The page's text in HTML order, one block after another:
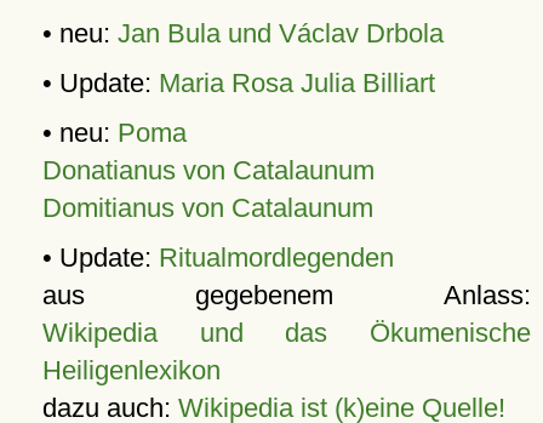
• neu: Jan Bula und Václav Drbola
• Update: Maria Rosa Julia Billiart
• neu: Poma
Donatianus von Catalaunum
Domitianus von Catalaunum
• Update: Ritualmordlegenden
aus gegebenem Anlass:
Wikipedia und das Ökumenische
Heiligenlexikon
dazu auch: Wikipedia ist (k)eine Quelle!